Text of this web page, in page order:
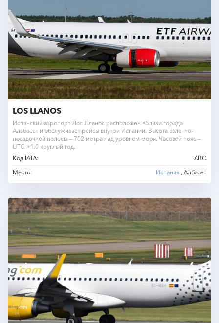
LOS LLANOS
Испанский аэропорт Лос Лланос расположен вблизи города
Альбасет и обслуживает рейсы внутри Испании. Высота взлетно-
посадочной полосы — 702 метра над уровнем моря. Часовой пояс —
UTC +1.0 круглый год.
Код IATA:
ABC
Место:
Испания , Албасет